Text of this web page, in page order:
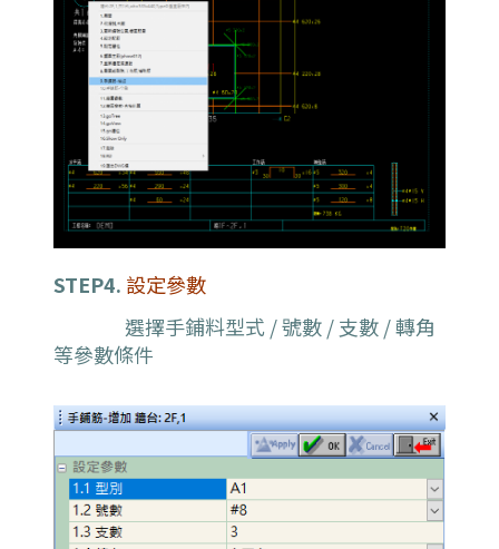
STEP4. 設定參數
選擇手鋪料型式 / 號數 / 支數 / 轉角
等參數條件